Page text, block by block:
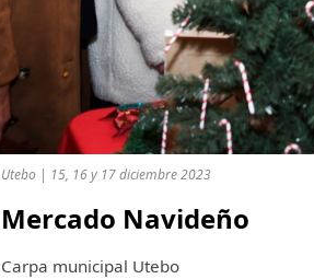
Utebo | 15, 16 y 17 diciembre 2023
Mercado Navideño
Carpa municipal Utebo